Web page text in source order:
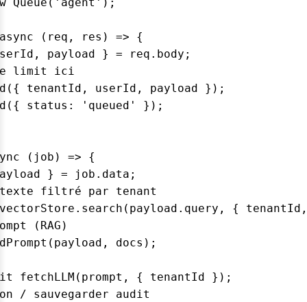
(req, res) => {
payload } = req.body;
limit ici
tenantId, userId, payload });
status: 'queued' });
(job) => {
} = job.data;
filtré par tenant
{
(RAG)
docs);
fetchLLM(prompt, { tenantId });
/ sauvegarder audit